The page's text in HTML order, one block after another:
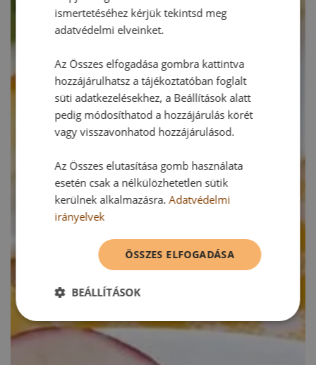
ismertetéséhez kérjük tekintsd meg
adatvédelmi elveinket.
Az Összes elfogadása gombra kattintva
hozzájárulhatsz a tájékoztatóban foglalt
süti adatkezelésekhez, a Beállítások alatt
pedig módosíthatod a hozzájárulás körét
vagy visszavonhatod hozzájárulásod.
Az Összes elutasítása gomb használata
esetén csak a nélkülözhetetlen sütik
kerülnek alkalmazásra.Adatvédelmi
irányelvek
ÖSSZES ELFOGADÁSA
BEÁLLÍTÁSOK